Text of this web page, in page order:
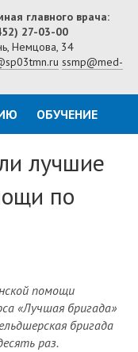
главного врача:
27-03-00
Немцова, 34
ssmp@med-
ОБУЧЕНИЕ
лучшие
по
помощи
«Лучшая бригада»
бригада
раз.